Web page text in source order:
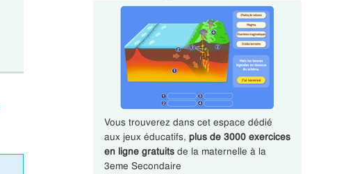
Vous trouverez dans cet espace dédié
aux jeux éducatifs, plus de 3000 exercices
en ligne gratuitsde la maternelle à la
3eme Secondaire